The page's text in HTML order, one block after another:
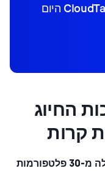
השווינו למעלה מ-30 פלטפורמות